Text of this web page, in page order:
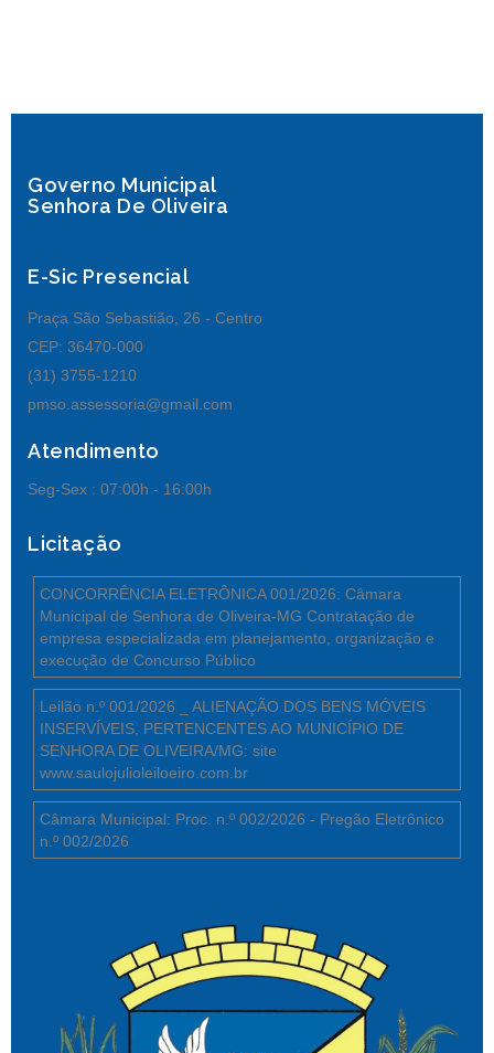
Governo Municipal
Senhora De Oliveira
E-Sic Presencial
Praça São Sebastião, 26 - Centro
CEP: 36470-000
(31) 3755-1210
pmso.assessoria@gmail.com
Atendimento
Seg-Sex : 07:00h - 16:00h
Licitação
CONCORRÊNCIA ELETRÔNICA 001/2026: Câmara
Municipal de Senhora de Oliveira-MG Contratação de
empresa especializada em planejamento, organização e
execução de Concurso Público
Leilão n.º 001/2026 _ ALIENAÇÃO DOS BENS MÓVEIS
INSERVÍVEIS, PERTENCENTES AO MUNICÍPIO DE
SENHORA DE OLIVEIRA/MG: site
www.saulojulioleiloeiro.com.br
Câmara Municipal: Proc. n.º 002/2026 - Pregão Eletrônico
n.º 002/2026